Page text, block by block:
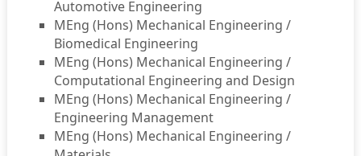
Automotive Engineering
MEng (Hons) Mechanical Engineering /
Biomedical Engineering
MEng (Hons) Mechanical Engineering /
Computational Engineering and Design
MEng (Hons) Mechanical Engineering /
Engineering Management
MEng (Hons) Mechanical Engineering /